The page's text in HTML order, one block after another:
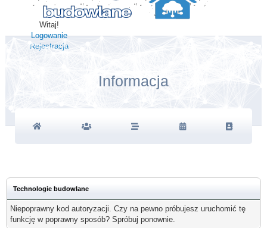
Witaj!
Logowanie
Rejestracja
Informacja
Technologie budowlane
Niepoprawny kod autoryzacji. Czy na pewno próbujesz uruchomić tę
funkcję w poprawny sposób? Spróbuj ponownie.